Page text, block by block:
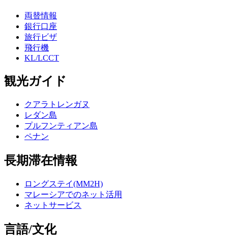
両替情報
銀行口座
旅行ビザ
飛行機
KL/LCCT
観光ガイド
クアラトレンガヌ
レダン島
プルフンティアン島
ペナン
長期滞在情報
ロングステイ(MM2H)
マレーシアでのネット活用
ネットサービス
言語/文化